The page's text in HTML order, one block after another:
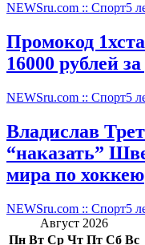
NEWSru.com :: Спорт5
Промокод
16000 рублей
NEWSru.com :: Спорт5
Владислав
“наказать”
мира по хоккею
NEWSru.com :: Спорт5
Август 2026
Пн Вт Ср Чт Пт Сб Вс